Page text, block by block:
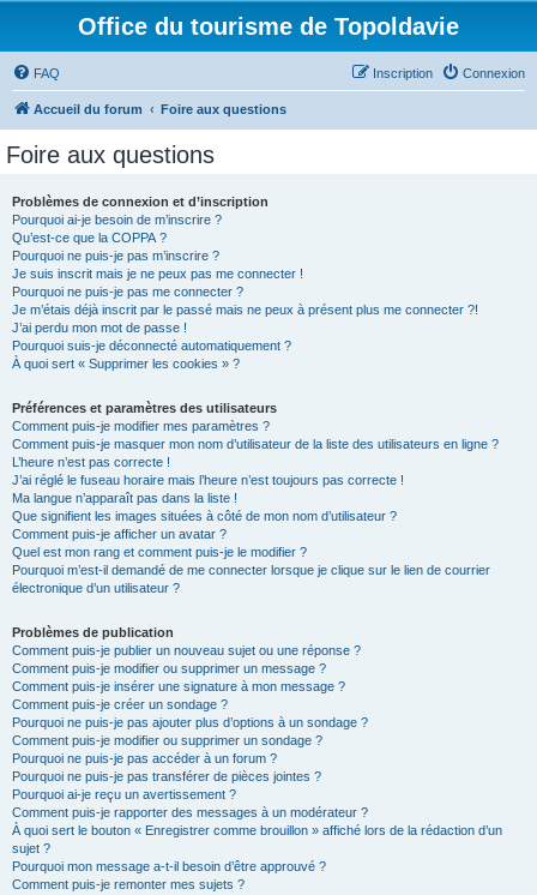
Office du tourisme de Topoldavie
FAQ Connexion
Inscription
Accueil du forum Foire aux questions
Foire aux questions
Problèmes de connexion et d’inscription
Pourquoi ai-je besoin de m’inscrire ?
Qu’est-ce que la COPPA ?
Pourquoi ne puis-je pas m’inscrire ?
Je suis inscrit mais je ne peux pas me connecter !
Pourquoi ne puis-je pas me connecter ?
Je m’étais déjà inscrit par le passé mais ne peux à présent plus me connecter ?!
J’ai perdu mon mot de passe !
Pourquoi suis-je déconnecté automatiquement ?
À quoi sert « Supprimer les cookies » ?
Préférences et paramètres des utilisateurs
Comment puis-je modifier mes paramètres ?
Comment puis-je masquer mon nom d’utilisateur de la liste des utilisateurs en ligne ?
L’heure n’est pas correcte !
J’ai réglé le fuseau horaire mais l’heure n’est toujours pas correcte !
Ma langue n’apparaît pas dans la liste !
Que signifient les images situées à côté de mon nom d’utilisateur ?
Comment puis-je afficher un avatar ?
Quel est mon rang et comment puis-je le modifier ?
Pourquoi m’est-il demandé de me connecter lorsque je clique sur le lien de courrier
électronique d’un utilisateur ?
Problèmes de publication
Comment puis-je publier un nouveau sujet ou une réponse ?
Comment puis-je modifier ou supprimer un message ?
Comment puis-je insérer une signature à mon message ?
Comment puis-je créer un sondage ?
Pourquoi ne puis-je pas ajouter plus d’options à un sondage ?
Comment puis-je modifier ou supprimer un sondage ?
Pourquoi ne puis-je pas accéder à un forum ?
Pourquoi ne puis-je pas transférer de pièces jointes ?
Pourquoi ai-je reçu un avertissement ?
Comment puis-je rapporter des messages à un modérateur ?
À quoi sert le bouton « Enregistrer comme brouillon » affiché lors de la rédaction d’un
sujet ?
Pourquoi mon message a-t-il besoin d’être approuvé ?
Comment puis-je remonter mes sujets ?